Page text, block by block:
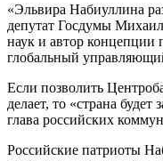
«Эльвира Набиуллина
депутат Госдумы
наук и автор концепции
глобальный
Если позволить
делает, то «страна
глава российских
Российские патриоты